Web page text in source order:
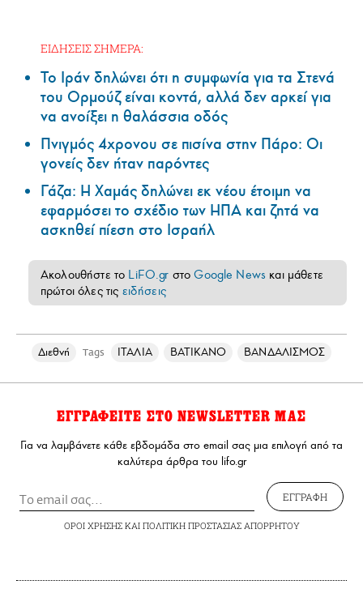
ΕΙΔΗΣΕΙΣ ΣΗΜΕΡΑ:
Το Ιράν δηλώνει ότι η συμφωνία για τα Στενά
του Ορμούζ είναι κοντά, αλλά δεν αρκεί για
να ανοίξει η θαλάσσια οδός
Πνιγμός 4χρονου σε πισίνα στην Πάρο: Οι
γονείς δεν ήταν παρόντες
Γάζα: Η Χαμάς δηλώνει εκ νέου έτοιμη να
εφαρμόσει το σχέδιο των ΗΠΑ και ζητά να
ασκηθεί πίεση στο Ισραήλ
Ακολουθήστε το LiFO.gr στοGoogle News και μάθετε
πρώτοι όλες τις ειδήσεις
Διεθνή Tags ΙΤΑΛΙΑ ΒΑΤΙΚΑΝΟ ΒΑΝΔΑΛΙΣΜΟΣ
ΕΓΓΡΑΦΕΙΤΕ ΣΤΟ NEWSLETTER ΜΑΣ
Για να λαμβάνετε κάθε εβδομάδα στο email σας μια επιλογή από τα
καλύτερα άρθρα του lifo.gr
ΕΓΓΡΑΦΗ
ΟΡΟΙ ΧΡΗΣΗΣΚΑΙ ΠΟΛΙΤΙΚΗ ΠΡΟΣΤΑΣΙΑΣ ΑΠΟΡΡΗΤΟΥ